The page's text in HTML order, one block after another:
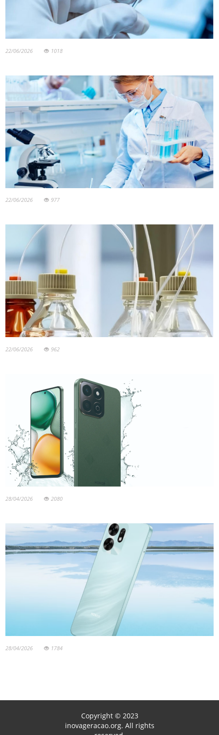
22/06/2026 1018
22/06/2026 977
22/06/2026 962
28/04/2026 2080
28/04/2026 1784
Copyright © 2023
inovageracao.org. All rights